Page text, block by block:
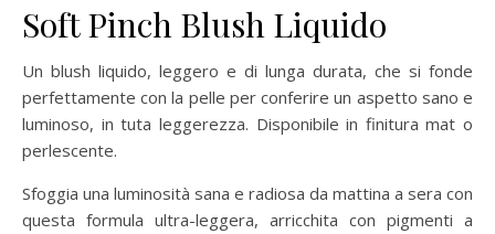
Soft Pinch Blush Liquido
Un blush liquido, leggero e di lunga durata, che si fonde
perfettamente con la pelle per conferire un aspetto sano e
luminoso, in tuta leggerezza. Disponibile in finitura mat o
perlescente.
Sfoggia una luminosità sana e radiosa da mattina a sera con
questa formula ultra-leggera, arricchita con pigmenti a